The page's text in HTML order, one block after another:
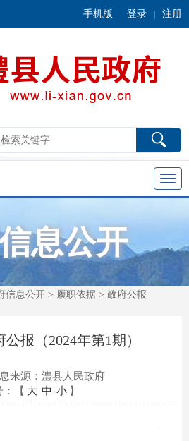
手机版 登录 注册
息公开
信息公开 > 履职依据 > 政府公报
报（2024年第1期）
来源：澧县人民政府
：【 大 中 小 】